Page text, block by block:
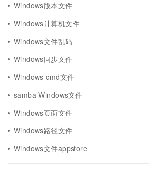
Windows版本文件
Windows计算机文件
Windows文件乱码
Windows同步文件
Windows cmd文件
samba Windows文件
Windows页面文件
Windows路径文件
Windows文件appstore